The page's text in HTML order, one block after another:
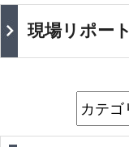
現場リポート